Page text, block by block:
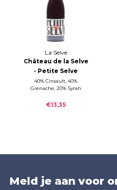
La Selve
Château de la Selve
- Petite Selve
rouge 2024
40% Cinsault, 40%
Grenache, 20% Syrah
€13,35
Meld je aan voor